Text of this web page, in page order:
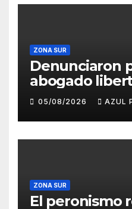
ZONA SUR
Denunciaron
abogado
propuso tirar
el Gran
05/08/2026 AZUL
ZONA SUR
El peronismo